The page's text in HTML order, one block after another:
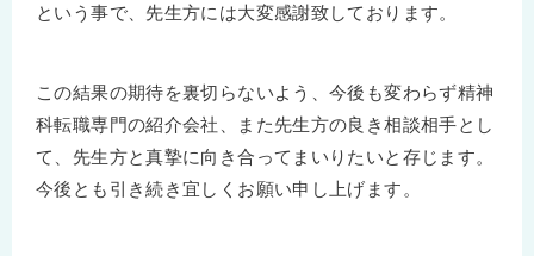
という事で、先生方には大変感謝致しております。
この結果の期待を裏切らないよう、今後も変わらず精神
科転職専門の紹介会社、また先生方の良き相談相手とし
て、先生方と真摯に向き合ってまいりたいと存じます。
今後とも引き続き宜しくお願い申し上げます。